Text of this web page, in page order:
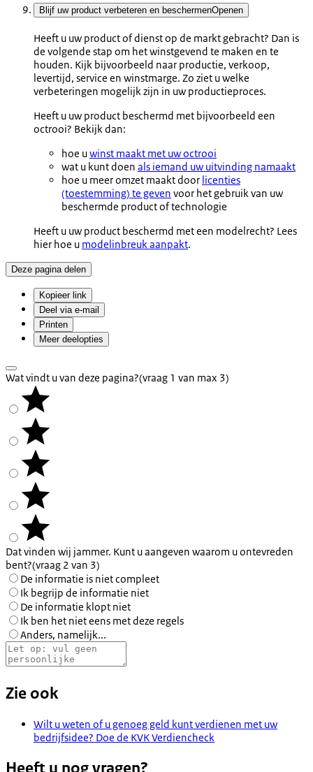
Blijf uw product verbeteren en beschermenOpenen
Heeft u uw product of dienst op de markt gebracht? Dan is
de volgende stap om het winstgevend te maken en te
houden. Kijk bijvoorbeeld naar productie, verkoop,
levertijd, service en winstmarge. Zo ziet u welke
verbeteringen mogelijk zijn in uw productieproces.
Heeft u uw product beschermd met bijvoorbeeld een
octrooi? Bekijk dan:
hoe uwinst maakt met uw octrooi
wat u kunt doen als iemand uw uitvinding namaakt
hoe u meer omzet maakt door licenties
(toestemming) te geven voor het gebruik van uw
beschermde product of technologie
Heeft u uw product beschermd met een modelrecht? Lees
hier hoe u modelinbreuk aanpakt.
Deze pagina delen
Kopieer link
Deel via e-mail
Printen
Meer deelopties
Wat vindt u van deze pagina?(vraag 1 van max 3)
Dat vinden wij jammer. Kunt u aangeven waarom u ontevreden
bent?(vraag 2 van 3)
De informatie is niet compleet
Ik begrijp de informatie niet
De informatie klopt niet
Ik ben het niet eens met deze regels
Anders, namelijk...
Zie ook
Wilt u weten of u genoeg geld kunt verdienen met uw
bedrijfsidee? Doe de KVK Verdiencheck